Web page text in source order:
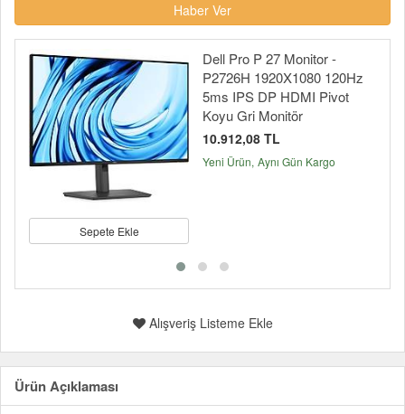
Haber Ver
Sepete Ekle
Dell Pro P 27 Monitor -
P2726H 1920X1080 120Hz
5ms IPS DP HDMI Pivot
Koyu Gri Monitör
10.912,08 TL
Yeni Ürün Aynı Gün Kargo
Alışveriş Listeme Ekle
Ürün Açıklaması